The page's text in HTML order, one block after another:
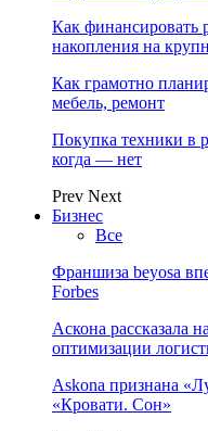
Как финансировать
накопления на
Как грамотно
мебель, ремонт
Покупка техники в
когда — нет
Prev Next
Бизнес
Все
Франшиза beyosa
Forbes
Аскона рассказала
оптимизации
Askona признана
«Кровати. Сон»